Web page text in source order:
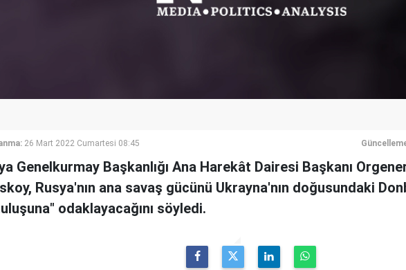
26 Mart 2022 Cumartesi 08:45
Genelkurmay Başkanlığı Ana Harekât Dairesi Başkanı
Rusya'nın ana savaş gücünü Ukrayna'nın doğusundaki
odaklayacağını söyledi.